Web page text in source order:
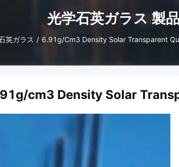
光学石英ガラス 製品
英ガラス / 6.91g/cm3 Density Solar Transparent
cm3 Density Solar